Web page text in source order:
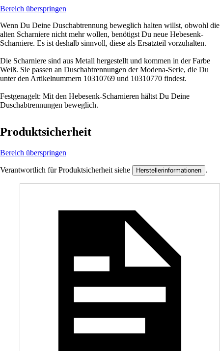
Bereich überspringen
Wenn Du Deine Duschabtrennung beweglich halten willst, obwohl die
alten Scharniere nicht mehr wollen, benötigst Du neue Hebesenk-
Scharniere. Es ist deshalb sinnvoll, diese als Ersatzteil vorzuhalten.
Die Scharniere sind aus Metall hergestellt und kommen in der Farbe
Weiß. Sie passen an Duschabtrennungen der Modena-Serie, die Du
unter den Artikelnummern 10310769 und 10310770 findest.
Festgenagelt: Mit den Hebesenk-Scharnieren hältst Du Deine
Duschabtrennungen beweglich.
Produktsicherheit
Bereich überspringen
Verantwortlich für Produktsicherheit siehe Herstellerinformationen .